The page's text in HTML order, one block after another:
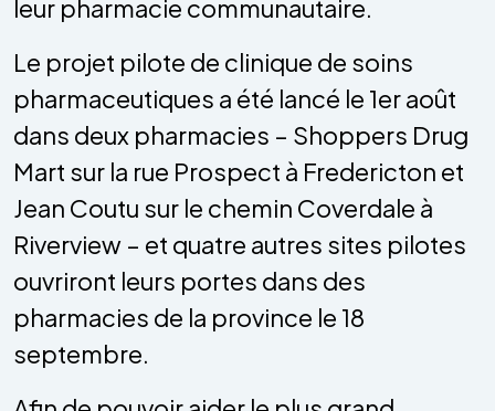
leur pharmacie communautaire.
Le projet pilote de clinique de soins
pharmaceutiques a été lancé le 1er août
dans deux pharmacies – Shoppers Drug
Mart sur la rue Prospect à Fredericton et
Jean Coutu sur le chemin Coverdale à
Riverview – et quatre autres sites pilotes
ouvriront leurs portes dans des
pharmacies de la province le 18
septembre.